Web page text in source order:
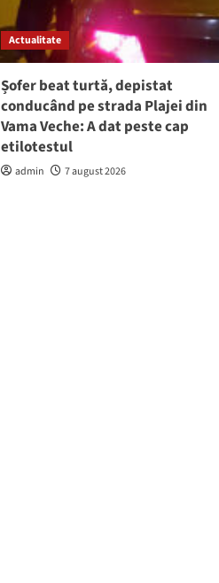
Actualitate
Șofer beat turtă, depistat
conducând pe strada Plajei din
Vama Veche: A dat peste cap
etilotestul
admin 7 august 2026